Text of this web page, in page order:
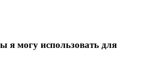
я могу использовать для